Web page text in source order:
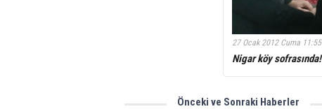
27 Ocak 2012 Cuma 11:55
Nigar köy sofrasında!
Önceki ve Sonraki Haberler